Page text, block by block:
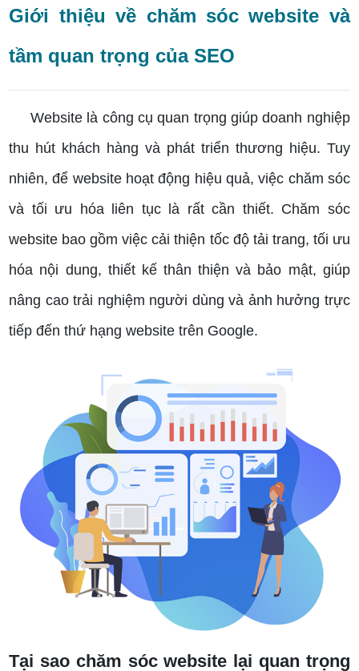
Giới thiệu về chăm sóc website và
tầm quan trọng của SEO
Website là công cụ quan trọng giúp doanh nghiệp
thu hút khách hàng và phát triển thương hiệu. Tuy
nhiên, để website hoạt động hiệu quả, việc chăm sóc
và tối ưu hóa liên tục là rất cần thiết. Chăm sóc
website bao gồm việc cải thiện tốc độ tải trang, tối ưu
hóa nội dung, thiết kế thân thiện và bảo mật, giúp
nâng cao trải nghiệm người dùng và ảnh hưởng trực
tiếp đến thứ hạng website trên Google.
Tại sao chăm sóc website lại quan trọng